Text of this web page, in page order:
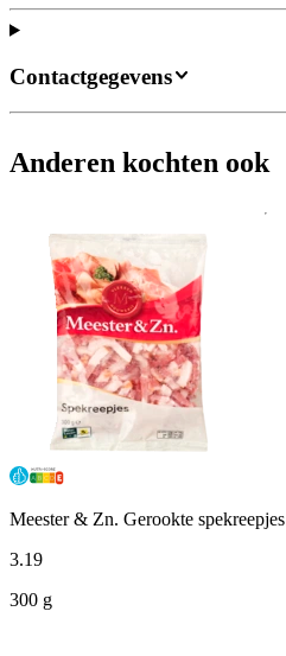
Contactgegevens
Anderen kochten ook
Meester & Zn. Gerookte spekreepjes
3.19
300 g